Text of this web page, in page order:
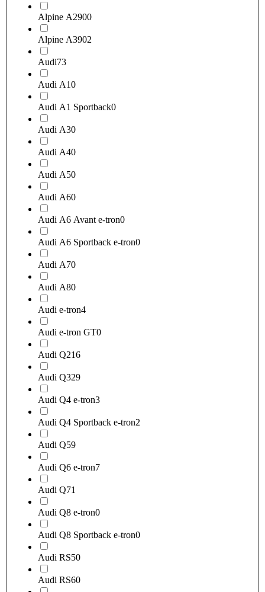
Alpine A2900
Alpine A3902
Audi73
Audi A10
Audi A1 Sportback0
Audi A30
Audi A40
Audi A50
Audi A60
Audi A6 Avant e-tron0
Audi A6 Sportback e-tron0
Audi A70
Audi A80
Audi e-tron4
Audi e-tron GT0
Audi Q216
Audi Q329
Audi Q4 e-tron3
Audi Q4 Sportback e-tron2
Audi Q59
Audi Q6 e-tron7
Audi Q71
Audi Q8 e-tron0
Audi Q8 Sportback e-tron0
Audi RS50
Audi RS60